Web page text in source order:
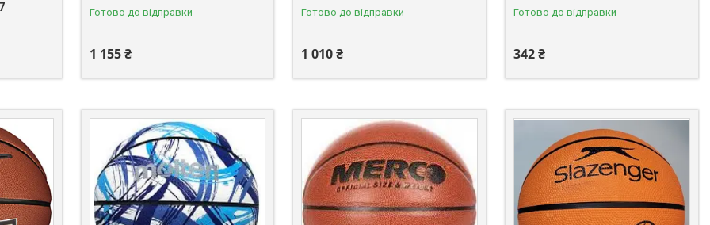
Готово до відправки
1 155 ₴
Готово до відправки
1 010 ₴
Готово до відправки
342 ₴